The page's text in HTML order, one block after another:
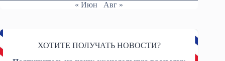
« Июн
Авг »
ХОТИТЕ ПОЛУЧАТЬ НОВОСТИ?